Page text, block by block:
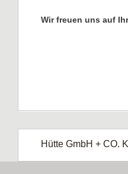
Hütte GmbH + CO.
Wir freuen uns auf